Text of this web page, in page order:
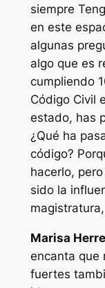
siempre
en este
algunas
algo que es
cumpliendo
Código Civil
estado, has
¿Qué ha
código?
hacerlo,
sido la
Marisa
encanta que
fuertes